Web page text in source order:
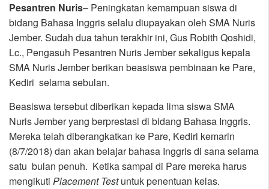
Pesantren Nuris– Peningkatan kemampuan siswa di
bidang Bahasa Inggris selalu diupayakan oleh SMA Nuris
Jember. Sudah dua tahun terakhir ini, Gus Robith Qoshidi,
Lc., Pengasuh Pesantren Nuris Jember sekaligus kepala
SMA Nuris Jember berikan beasiswa pembinaan ke Pare,
Kediri selama sebulan.
Beasiswa tersebut diberikan kepada lima siswa SMA
Nuris Jember yang berprestasi di bidang Bahasa Inggris.
Mereka telah diberangkatkan ke Pare, Kediri kemarin
(8/7/2018) dan akan belajar bahasa Inggris di sana selama
satu bulan penuh. Ketika sampai di Pare mereka harus
mengikuti Placement Testuntuk penentuan kelas.